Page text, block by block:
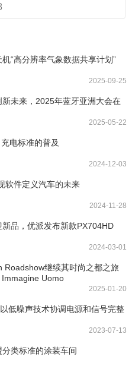
“高分辨率气象数据共享计划”
2025-09-25
未来，2025年蓝牙亚洲大会在
2025-05-22
电标准的普及
2024-12-03
软件定义汽车的未来
2024-11-28
品，优派发布新款PX704HD
2024-03-01
Roadshow继续其时尚之都之旅
Uomo
2025-01-20
低噪声技术协调电源和信号完整
2023-07-13
类标准的涂装车间